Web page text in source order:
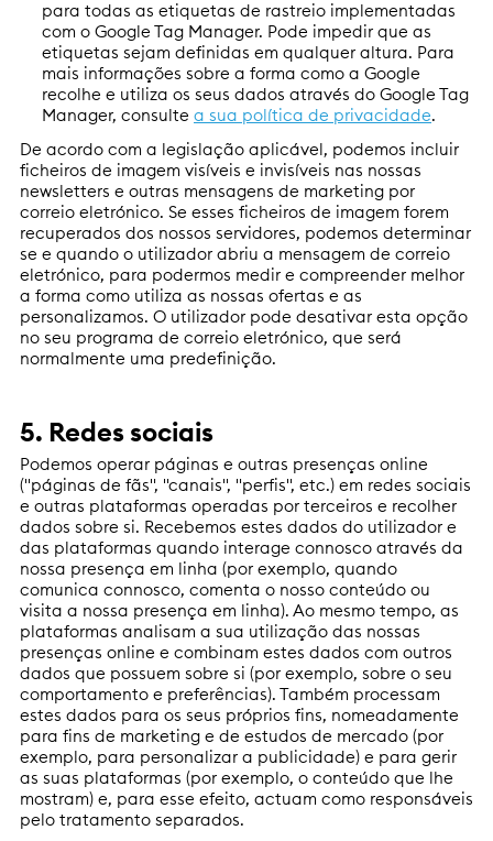
para todas as etiquetas de rastreio implementadas
com o Google Tag Manager. Pode impedir que as
etiquetas sejam definidas em qualquer altura. Para
mais informações sobre a forma como a Google
recolhe e utiliza os seus dados através do Google Tag
Manager, consulte a sua política de privacidade.
De acordo com a legislação aplicável, podemos incluir
ficheiros de imagem visíveis e invisíveis nas nossas
newsletters e outras mensagens de marketing por
correio eletrónico. Se esses ficheiros de imagem forem
recuperados dos nossos servidores, podemos determinar
se e quando o utilizador abriu a mensagem de correio
eletrónico, para podermos medir e compreender melhor
a forma como utiliza as nossas ofertas e as
personalizamos. O utilizador pode desativar esta opção
no seu programa de correio eletrónico, que será
normalmente uma predefinição.
5. Redes sociais
Podemos operar páginas e outras presenças online
("páginas de fãs", "canais", "perfis", etc.) em redes sociais
e outras plataformas operadas por terceiros e recolher
dados sobre si. Recebemos estes dados do utilizador e
das plataformas quando interage connosco através da
nossa presença em linha (por exemplo, quando
comunica connosco, comenta o nosso conteúdo ou
visita a nossa presença em linha). Ao mesmo tempo, as
plataformas analisam a sua utilização das nossas
presenças online e combinam estes dados com outros
dados que possuem sobre si (por exemplo, sobre o seu
comportamento e preferências). Também processam
estes dados para os seus próprios fins, nomeadamente
para fins de marketing e de estudos de mercado (por
exemplo, para personalizar a publicidade) e para gerir
as suas plataformas (por exemplo, o conteúdo que lhe
mostram) e, para esse efeito, actuam como responsáveis
pelo tratamento separados.